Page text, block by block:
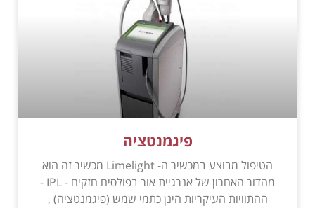
פיגמנטציה
הטיפול מבוצע במכשיר ה- Limelight מכשיר זה הוא
מהדור האחרון של אנרגיית אור בפולסים חזקים - IPL -
ההתוויות העיקריות הינן כתמי שמש (פיגמנטציה) ,